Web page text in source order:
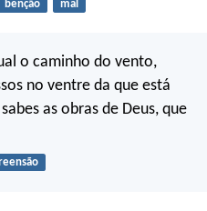
benção mal
o caminho do vento,
no ventre da que está
as obras de Deus, que